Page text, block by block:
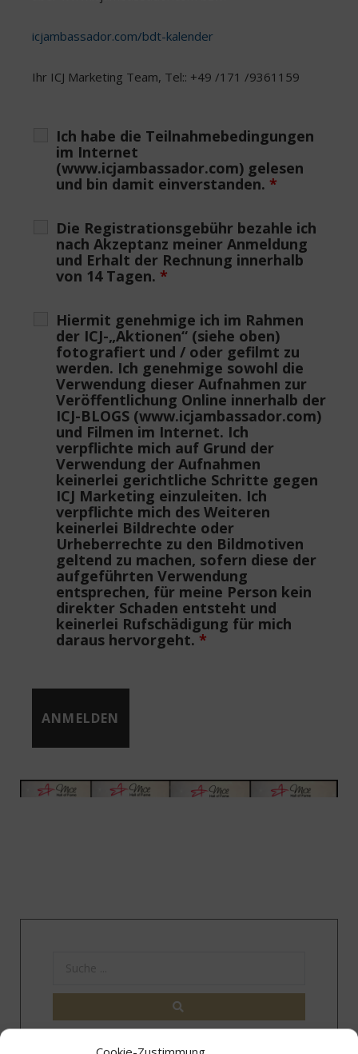
Cookie-Zustimmung
icjambassador.com/bdt-kalender
Ihr ICJ Marketing Team, Tel:: +49 /171 /9361159
Ich habe die Teilnahmebedingungen
im Internet
(www.icjambassador.com) gelesen
und bin damit einverstanden. *
Die Registrationsgebühr bezahle ich
nach Akzeptanz meiner Anmeldung
und Erhalt der Rechnung innerhalb
von 14 Tagen. *
Hiermit genehmige ich im Rahmen
der ICJ-„Aktionen“ (siehe oben)
fotografiert und / oder gefilmt zu
werden. Ich genehmige sowohl die
Verwendung dieser Aufnahmen zur
Veröffentlichung Online innerhalb der
ICJ-BLOGS (www.icjambassador.com)
und Filmen im Internet. Ich
verpflichte mich auf Grund der
Verwendung der Aufnahmen
keinerlei gerichtliche Schritte gegen
ICJ Marketing einzuleiten. Ich
verpflichte mich des Weiteren
keinerlei Bildrechte oder
Urheberrechte zu den Bildmotiven
geltend zu machen, sofern diese der
aufgeführten Verwendung
entsprechen, für meine Person kein
direkter Schaden entsteht und
keinerlei Rufschädigung für mich
daraus hervorgeht. *